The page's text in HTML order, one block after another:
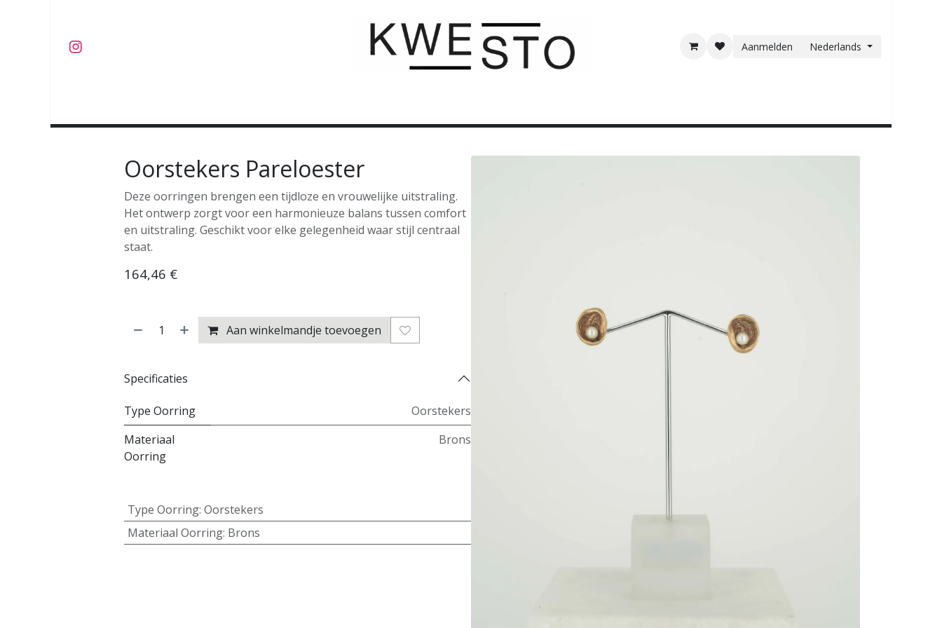
Aanmelden Nederlands
Oorstekers Pareloester
Deze oorringen brengen een tijdloze en vrouwelijke uitstraling.
Het ontwerp zorgt voor een harmonieuze balans tussen comfort
en uitstraling. Geschikt voor elke gelegenheid waar stijl centraal
staat.
164,46 €
Aan winkelmandje toevoegen
Specificaties
Type Oorring
Oorstekers
Materiaal
Oorring
Brons
Type Oorring: Oorstekers
Materiaal Oorring: Brons